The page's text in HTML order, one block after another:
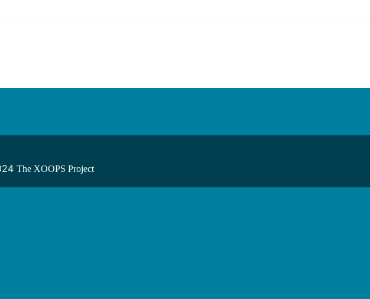
The XOOPS Project